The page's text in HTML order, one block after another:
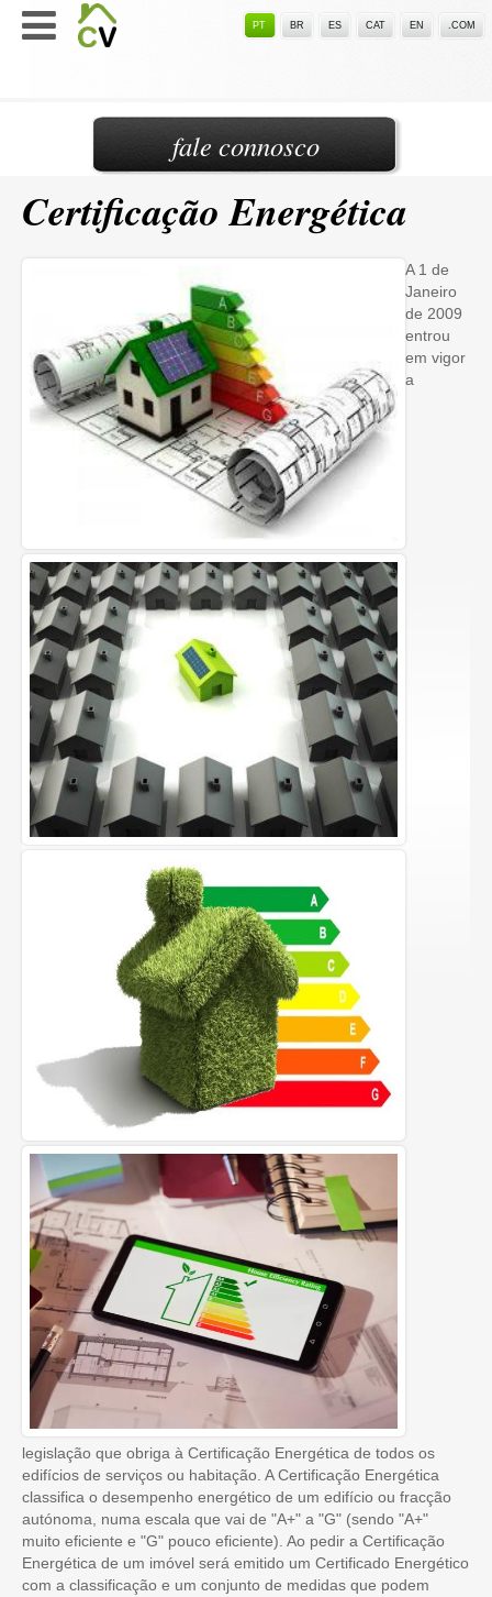
PT BR ES CAT EN .COM
Certificação Energética
A 1 de
Janeiro
de 2009
entrou
em vigor
a
legislação que obriga à Certificação Energética de todos os
edifícios de serviços ou habitação. A Certificação Energética
classifica o desempenho energético de um edifício ou fracção
autónoma, numa escala que vai de "A+" a "G" (sendo "A+"
muito eficiente e "G" pouco eficiente). Ao pedir a Certificação
Energética de um imóvel será emitido um Certificado Energético
com a classificação e um conjunto de medidas que podem
fale connosco